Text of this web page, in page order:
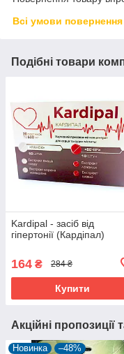
Всі умови повернення
Подібні товари
Kardipal - засіб від
гіпертонії (Кардіпал)
164 ₴ 284 ₴
Купити
Акційні пропозиції
Новинка –48%